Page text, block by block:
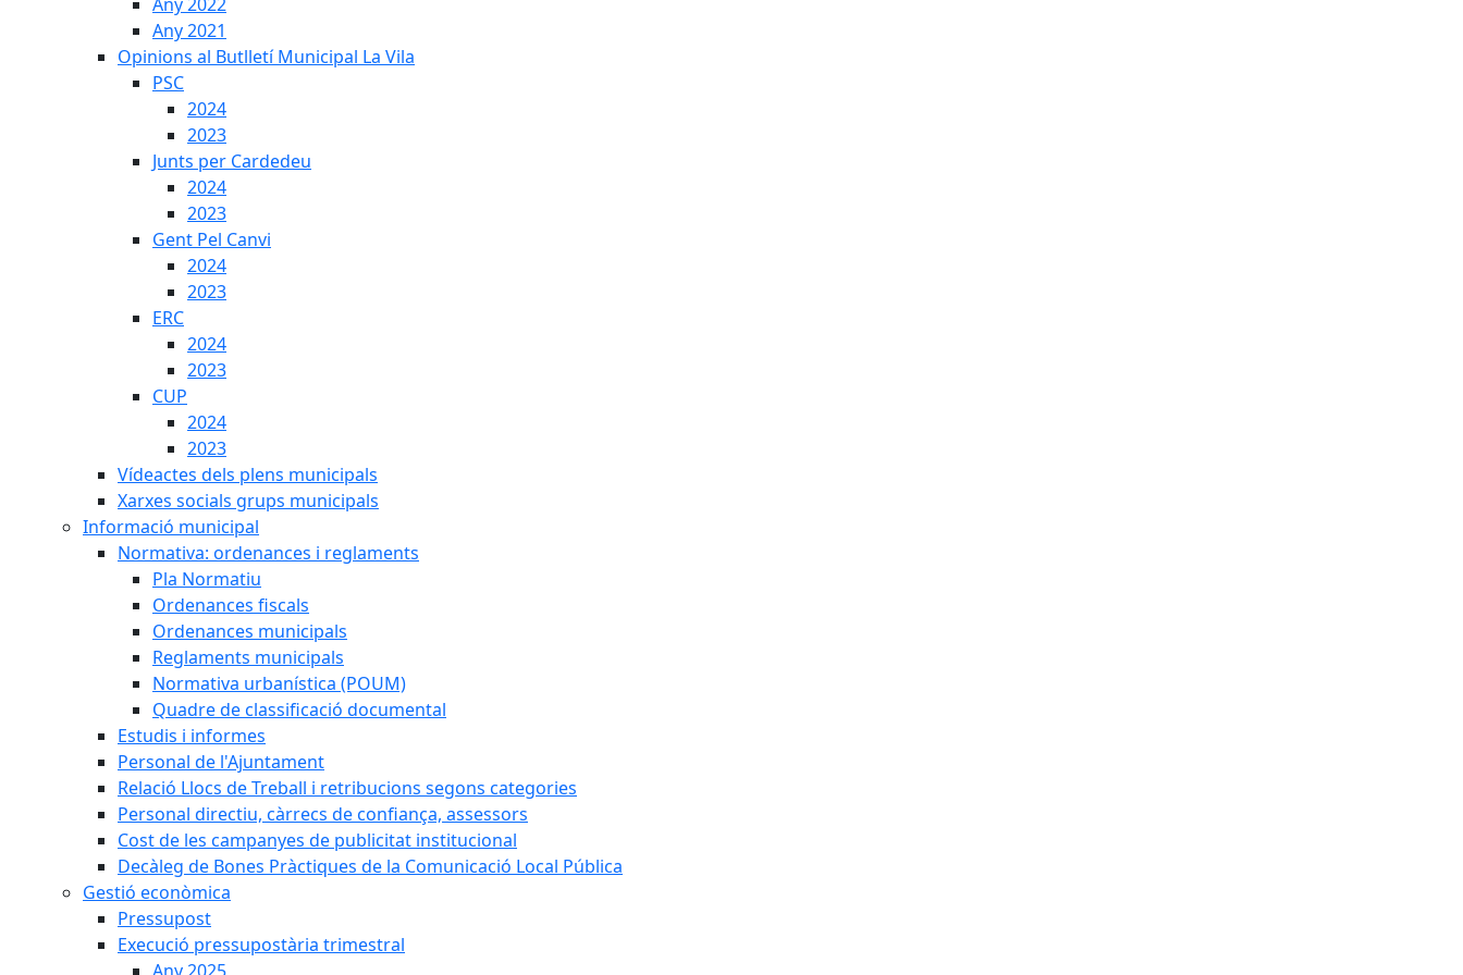
Any 2021
Opinions al Butlletí Municipal La Vila
PSC
2024
2023
Junts per Cardedeu
2024
2023
Gent Pel Canvi
2024
2023
ERC
2024
2023
CUP
2024
2023
Vídeactes dels plens municipals
Xarxes socials grups municipals
Informació municipal
Normativa: ordenances i reglaments
Pla Normatiu
Ordenances fiscals
Ordenances municipals
Reglaments municipals
Normativa urbanística (POUM)
Quadre de classificació documental
Estudis i informes
Personal de l'Ajuntament
Relació Llocs de Treball i retribucions segons categories
Personal directiu, càrrecs de confiança, assessors
Cost de les campanyes de publicitat institucional
Decàleg de Bones Pràctiques de la Comunicació Local Pública
Gestió econòmica
Pressupost
Execució pressupostària trimestral